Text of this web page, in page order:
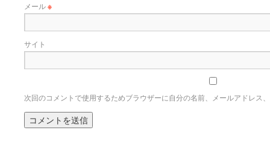
メール※
サイト
次回のコメントで使用するためブラウザーに自分の名前、メールアドレス